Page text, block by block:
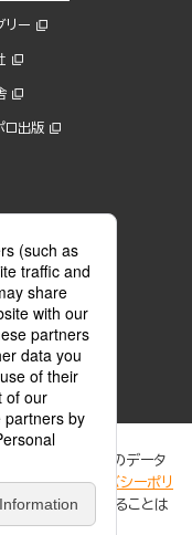
リー
ロ出版
作権者からコンテンツ使用許諾を
ためにCookie等のデータ
細は、「プライバシーポリ
個人情報を追跡することは